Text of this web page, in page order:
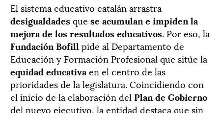
El sistema educativo catalán arrastra
desigualdadesque se acumulan e impiden la
mejora de los resultados educativos. Por eso, la
Fundación Bofill pide al Departamento de
Educación y Formación Profesional que sitúe la
equidad educativa en el centro de las
prioridades de la legislatura. Coincidiendo con
el inicio de la elaboración del Plan de Gobierno
del nuevo ejecutivo, la entidad destaca que sin